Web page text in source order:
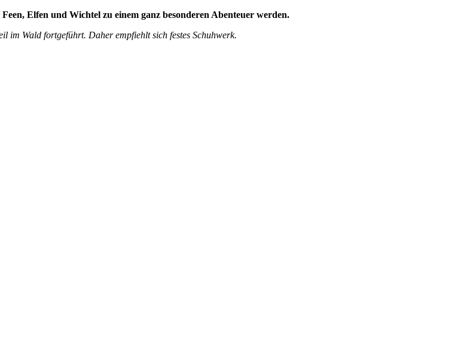
Elfen und Wichtel zu einem ganz besonderen Abenteuer werden.
im Wald fortgeführt. Daher empfiehlt sich festes Schuhwerk.